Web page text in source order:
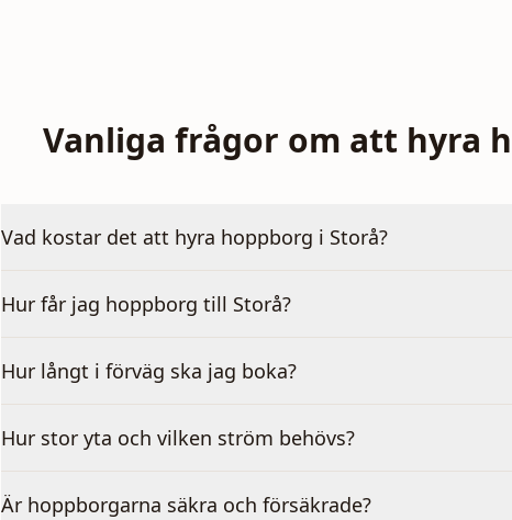
Vanliga frågor om att hyra
Vad kostar det att hyra hoppborg i Storå?
Hur får jag hoppborg till Storå?
Hur långt i förväg ska jag boka?
Hur stor yta och vilken ström behövs?
Är hoppborgarna säkra och försäkrade?